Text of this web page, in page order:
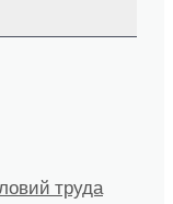
труда